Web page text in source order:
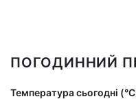
ПОГОДИННИЙ
Температура сьогодні